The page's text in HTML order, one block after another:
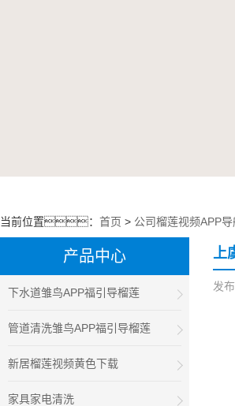
当前位置： 首页 > 公司榴莲视频APP导
产品中心
下水道雏鸟APP福引导榴莲
管道清洗雏鸟APP福引导榴莲
新居榴莲视频黄色下载
家具家电清洗
上
发